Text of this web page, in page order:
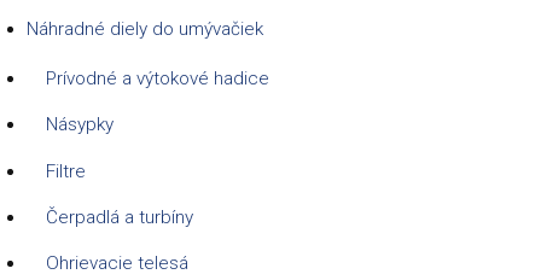
Náhradné diely do umývačiek
Prívodné a výtokové hadice
Násypky
Filtre
Čerpadlá a turbíny
Ohrievacie telesá